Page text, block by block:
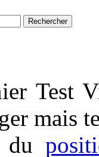
Test
mais
du